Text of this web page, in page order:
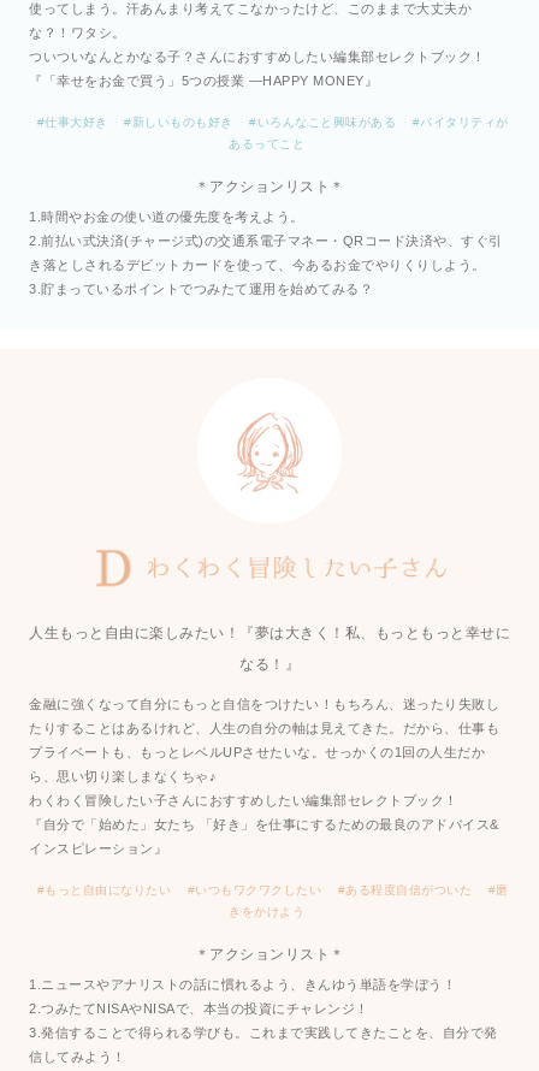
使ってしまう。汗あんまり考えてこなかったけど、このままで大丈夫か
な？！ワタシ。
ついついなんとかなる子？さんにおすすめしたい編集部セレクトブック！
『「幸せをお金で買う」5つの授業 ―HAPPY MONEY』
#仕事大好き #新しいものも好き #いろんなこと興味がある
#バイタリティが
あるってこと
＊ アクションリスト ＊
1.時間やお金の使い道の優先度を考えよう。
2.前払い式決済(チャージ式)の交通系電子マネー・QRコード決済や、すぐ引
き落としされるデビットカードを使って、今あるお金でやりくりしよう。
3.貯まっているポイントでつみたて運用を始めてみる？
人生もっと自由に楽しみたい！『夢は大きく！私、もっともっと幸せに
なる！』
金融に強くなって自分にもっと自信をつけたい！もちろん、迷ったり失敗し
たりすることはあるけれど、人生の自分の軸は見えてきた。だから、仕事も
プライベートも、もっとレベルUPさせたいな。せっかくの1回の人生だか
ら、思い切り楽しまなくちゃ♪
わくわく冒険したい子さんにおすすめしたい編集部セレクトブック！
『自分で「始めた」女たち 「好き」を仕事にするための最良のアドバイス&
インスピレーション』
#もっと自由になりたい #いつもワクワクしたい #ある程度自信がついた
#磨
きをかけよう
＊ アクションリスト ＊
1.ニュースやアナリストの話に慣れるよう、きんゆう単語を学ぼう！
2.つみたてNISAやNISAで、本当の投資にチャレンジ！
3.発信することで得られる学びも。これまで実践してきたことを、自分で発
信してみよう！